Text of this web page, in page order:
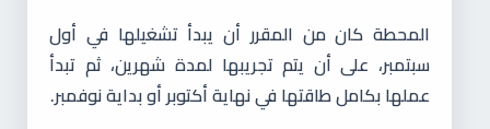
المحطة كان من المقرر أن يبدأ تشغيلها في أول
سبتمبر، على أن يتم تجريبها لمدة شهرين، ثم تبدأ
عملها بكامل طاقتها في نهاية أكتوبر أو بداية نوفمبر.